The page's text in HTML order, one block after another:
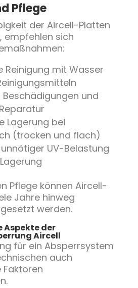
Pflege
der Aircell-Platten
empfehlen sich
Reinigung mit Wasser
und
Lagerung bei
(trocken und flach)
UV-Belastung
Pflege können Aircell-
Jahre hinweg
werden.
der
Aircell
für ein Absperrsystem
auch